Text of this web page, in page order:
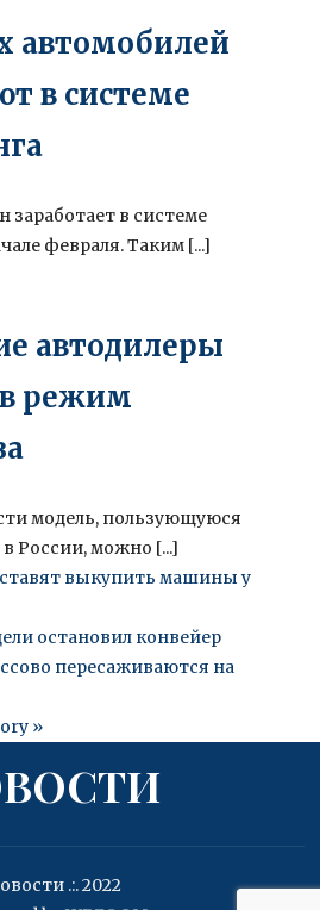
автомобилей
в системе
в системе
февраля. Таким [...]
автодилеры
режим
модель, пользующуюся
России, можно [...]
выкупить машины у
остановил конвейер
пересаживаются на
»
.:. 2022